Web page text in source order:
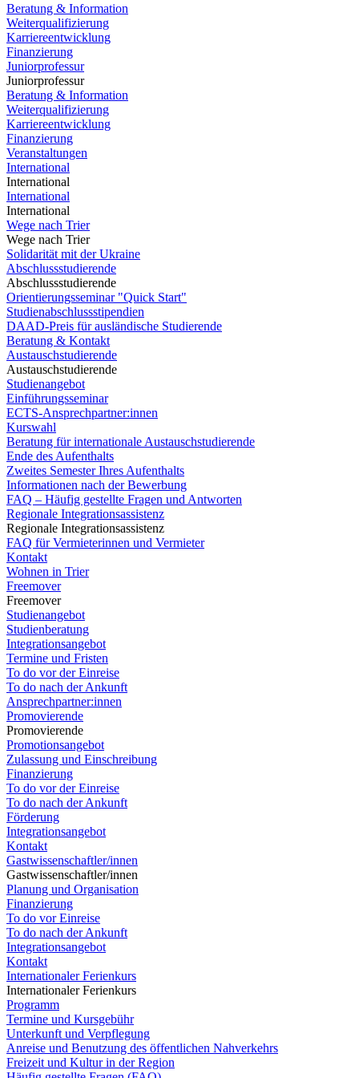
Beratung & Information
Weiterqualifizierung
Karriereentwicklung
Finanzierung
Juniorprofessur
Juniorprofessur
Beratung & Information
Weiterqualifizierung
Karriereentwicklung
Finanzierung
Veranstaltungen
International
International
International
International
Wege nach Trier
Wege nach Trier
Solidarität mit der Ukraine
Abschlussstudierende
Abschlussstudierende
Orientierungsseminar "Quick Start"
Studienabschlussstipendien
DAAD-Preis für ausländische Studierende
Beratung & Kontakt
Austauschstudierende
Austauschstudierende
Studienangebot
Einführungsseminar
ECTS-Ansprechpartner:innen
Kurswahl
Beratung für internationale Austauschstudierende
Ende des Aufenthalts
Zweites Semester Ihres Aufenthalts
Informationen nach der Bewerbung
FAQ – Häufig gestellte Fragen und Antworten
Regionale Integrationsassistenz
Regionale Integrationsassistenz
FAQ für Vermieterinnen und Vermieter
Kontakt
Wohnen in Trier
Freemover
Freemover
Studienangebot
Studienberatung
Integrationsangebot
Termine und Fristen
To do vor der Einreise
To do nach der Ankunft
Ansprechpartner:innen
Promovierende
Promovierende
Promotionsangebot
Zulassung und Einschreibung
Finanzierung
To do vor der Einreise
To do nach der Ankunft
Förderung
Integrationsangebot
Kontakt
Gastwissenschaftler/innen
Gastwissenschaftler/innen
Planung und Organisation
Finanzierung
To do vor Einreise
To do nach der Ankunft
Integrationsangebot
Kontakt
Internationaler Ferienkurs
Internationaler Ferienkurs
Programm
Termine und Kursgebühr
Unterkunft und Verpflegung
Anreise und Benutzung des öffentlichen Nahverkehrs
Freizeit und Kultur in der Region